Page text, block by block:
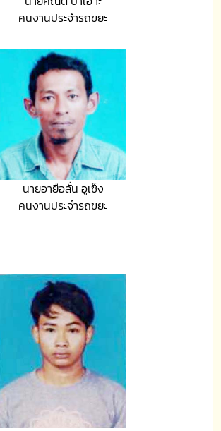
คนงานประจำรถขยะ
นายอายือลั่น อูเซ็ง
คนงานประจำรถขยะ